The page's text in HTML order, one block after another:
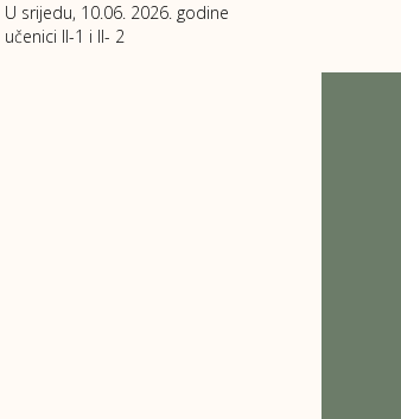
U srijedu, 10.06. 2026. godine
učenici II-1 i II- 2